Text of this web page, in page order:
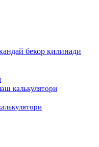
бекор қилинади
калькулятори